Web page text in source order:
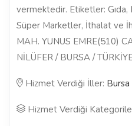
vermektedir. Etiketler:
Süper Marketler, İthalat ve
MAH. YUNUS EMRE(510)
NİLÜFER / BURSA /
Hizmet Verdiği İller: Bursa
Hizmet Verdiği